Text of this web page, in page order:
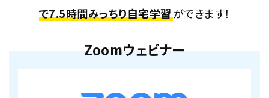
で7.5時間みっちり自宅学習ができます！
Zoomウェビナー